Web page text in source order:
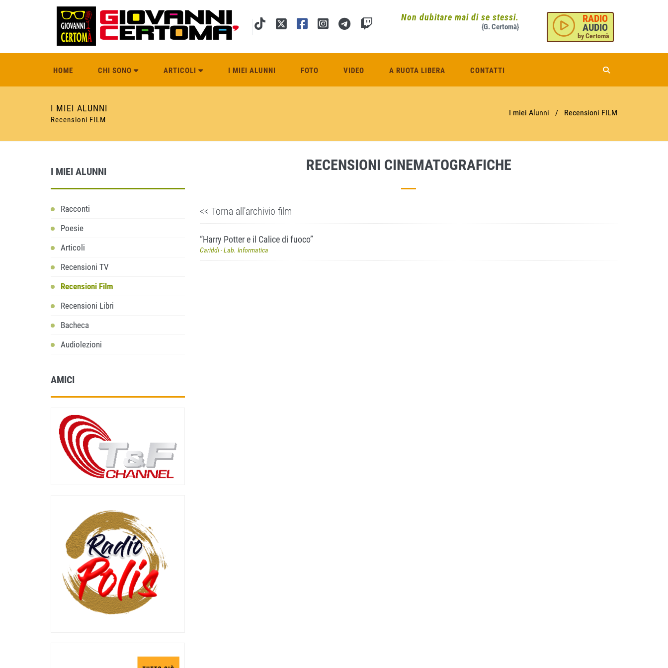
Non dubitare mai di se stessi.
{G. Certomà}
RADIO
AUDIO
by Certomà
HOME CHI SONO ARTICOLI I MIEI ALUNNI FOTO VIDEO A RUOTA LIBERA CONTATTI
I MIEI ALUNNI
Recensioni FILM
I miei Alunni / Recensioni FILM
I MIEI ALUNNI
Racconti
Poesie
Articoli
Recensioni TV
Recensioni Film
Recensioni Libri
Bacheca
Audiolezioni
AMICI
RECENSIONI CINEMATOGRAFICHE
<< Torna all'archivio film
“Harry Potter e il Calice di fuoco”
Cariddi - Lab. Informatica